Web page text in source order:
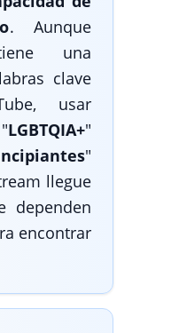
. Aunque
una
clave
usar
LGBTQIA+"
"
llegue
dependen
encontrar